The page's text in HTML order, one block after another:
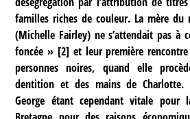
familles riches de couleur. La mère du
(Michelle Fairley) ne s’attendait pas à
foncée » [2] et leur première
personnes noires, quand elle
dentition et des mains de Charlotte.
George étant cependant vitale pour